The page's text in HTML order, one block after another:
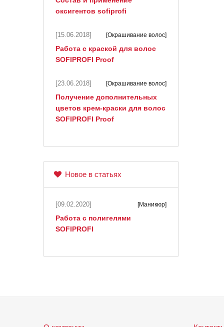
оксигентов sofiprofi
[15.06.2018] [Окрашивание волос]
Работа с краской для волос
SOFIPROFI Proof
[23.06.2018] [Окрашивание волос]
Получение дополнительных
цветов крем-краски для волос
SOFIPROFI Proof
Новое в статьях
[09.02.2020] [Маникюр]
Работа с полигелями
SOFIPROFI